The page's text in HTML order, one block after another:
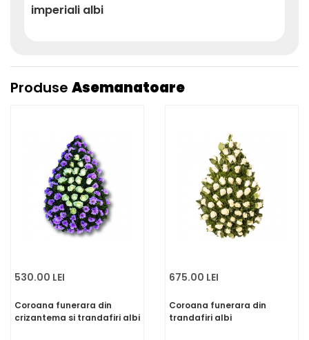
imperiali albi
Produse Asemanatoare
530.00 LEI
Coroana funerara din
crizantema si trandafiri albi
675.00 LEI
Coroana funerara din
trandafiri albi